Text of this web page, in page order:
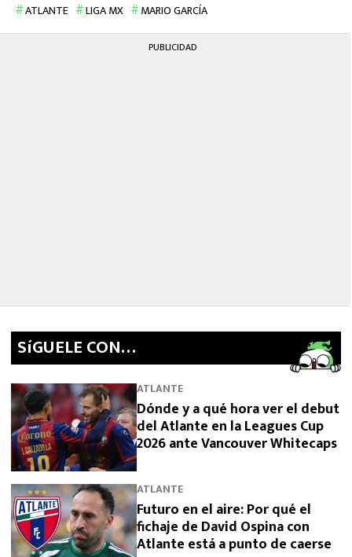
ATLANTE LIGA MX MARIO GARCÍA
PUBLICIDAD
SíGUELE CON…
ATLANTE
Dónde y a qué hora ver el debut
del Atlante en la Leagues Cup
2026 ante Vancouver Whitecaps
ATLANTE
Futuro en el aire: Por qué el
fichaje de David Ospina con
Atlante está a punto de caerse